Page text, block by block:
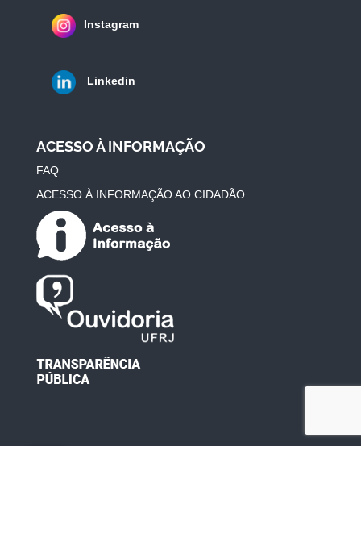
Instagram
Linkedin
ACESSO À INFORMAÇÃO
FAQ
ACESSO À INFORMAÇÃO AO CIDADÃO